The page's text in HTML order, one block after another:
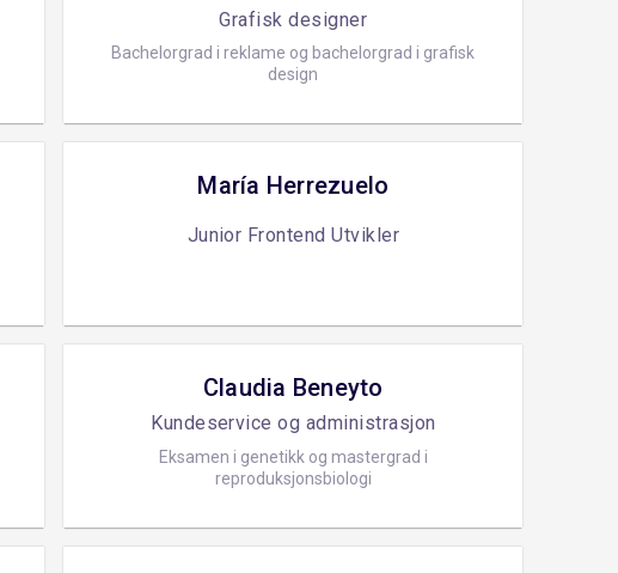
Grafisk designer
Bachelorgrad i reklame og bachelorgrad i grafisk
design
María Herrezuelo
Junior Frontend Utvikler
Claudia Beneyto
Kundeservice og administrasjon
Eksamen i genetikk og mastergrad i
reproduksjonsbiologi